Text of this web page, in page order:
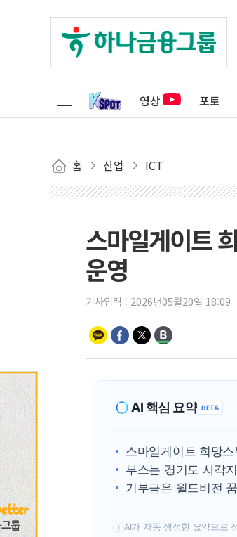
영상 포토
홈 산업 ICT
스마일게이트
운영
기사입력 : 2026년05월20일 18:09
AI 핵심 요약 BETA
스마일게이트 희망
부스는 경기도 사각
기부금은 월드비전
! AI가 자동 생성한 요약으로